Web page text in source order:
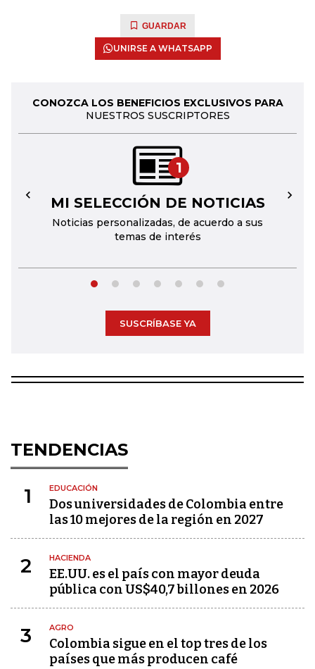
GUARDAR
UNIRSE A WHATSAPP
CONOZCA LOS BENEFICIOS EXCLUSIVOS PARA
NUESTROS SUSCRIPTORES
1
MI SELECCIÓN DE NOTICIAS
Noticias personalizadas, de acuerdo a sus
temas de interés
← →
SUSCRÍBASE YA
TENDENCIAS
1 EDUCACIÓN
Dos universidades de Colombia entre
las 10 mejores de la región en 2027
2 HACIENDA
EE.UU. es el país con mayor deuda
pública con US$40,7 billones en 2026
3 AGRO
Colombia sigue en el top tres de los
países que más producen café